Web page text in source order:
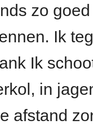
zo
Ik
Ik
in
afstand